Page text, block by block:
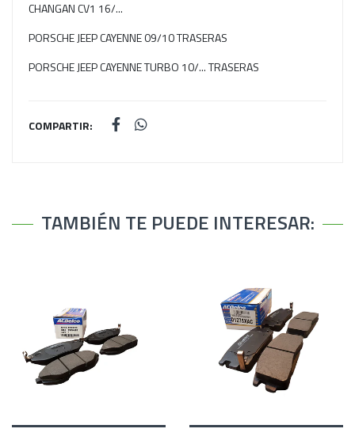
CHANGAN CV1 16/...
PORSCHE JEEP CAYENNE 09/10 TRASERAS
PORSCHE JEEP CAYENNE TURBO 10/... TRASERAS
COMPARTIR:
TAMBIÉN TE PUEDE INTERESAR: